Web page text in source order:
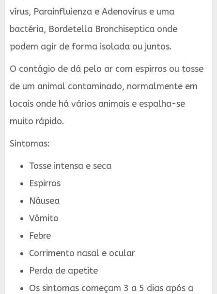
vírus, Parainfluienza e Adenovírus e uma
bactéria, Bordetella Bronchiseptica onde
podem agir de forma isolada ou juntos.
O contágio de dá pelo ar com espirros ou tosse
de um animal contaminado, normalmente em
locais onde há vários animais e espalha-se
muito rápido.
Sintomas:
Tosse intensa e seca
Espirros
Náusea
Vômito
Febre
Corrimento nasal e ocular
Perda de apetite
Os sintomas começam 3 a 5 dias após a